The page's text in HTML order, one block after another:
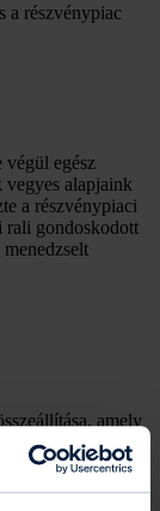
a részvénypiac
végül egész
vegyes alapjaink
a részvénypiaci
rali gondoskodott
amely
befektetőnek.
palettáját